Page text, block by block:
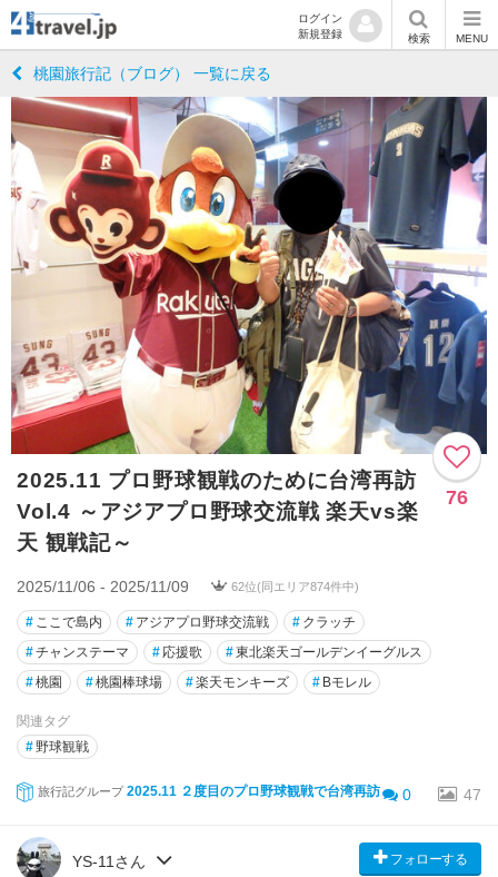
ログイン
新規登録
検索 MENU
桃園旅行記（ブログ） 一覧に戻る
2025.11 プロ野球観戦のために台湾再訪
Vol.4 ～アジアプロ野球交流戦 楽天vs楽
天 観戦記～
76
2025/11/06 - 2025/11/09 62位(同エリア874件中)
# ここで島内 # アジアプロ野球交流戦 # クラッチ
#チャンステーマ # 応援歌 #東北楽天ゴールデンイーグルス
#桃園 #桃園棒球場 #楽天モンキーズ # Bモレル
関連タグ
#野球観戦
旅行記グループ 2025.11 ２度目のプロ野球観戦で台湾再訪 0 47
YS-11さん フォローする